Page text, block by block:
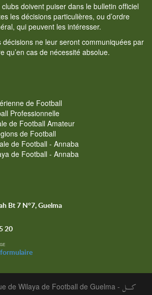
clubs doivent puiser dans le bulletin officiel
les décisions particulières, ou d’ordre
qui peuvent les intéresser.
décisions ne leur seront communiquées par
qu’en cas de nécessité absolue.
de Football
Professionnelle
de Football Amateur
de Football
de Football - Annaba
de Football - Annaba
Bt 7 N°7, Guelma
20
de Wilaya de Football de Guelma - كـــل